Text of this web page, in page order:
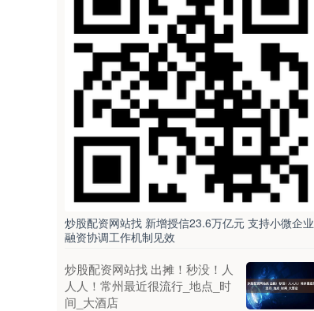
炒股配资网站找 新增授信23.6万亿元 支持小微企业
融资协调工作机制见效
炒股配资网站找 出摊！秒没！人
人人！常州最近很流行_地点_时
间_大酒店